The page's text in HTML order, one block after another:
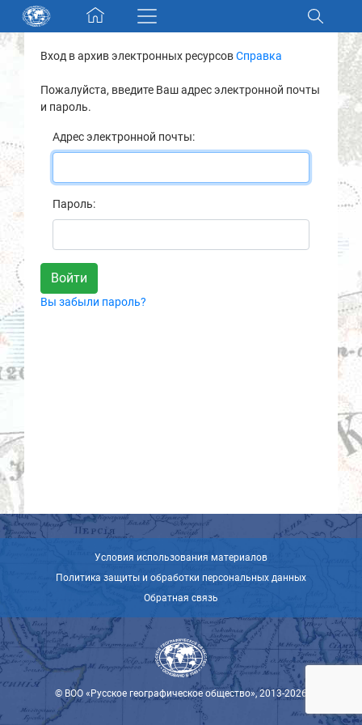
Skip navigation
Разделы и коллекции
Электронный каталог
Новости
О нас
Контакты
Партнеры
Вход в архив электронных ресурсовСправка
Пожалуйста, введите Ваш адрес электронной почты
и пароль.
Адрес электронной почты:
Пароль:
Вы забыли пароль?
Условия использования материалов
Политика защиты и обработки персональных данных
Обратная связь
© ВОО «Русское географическое общество», 2013-2026